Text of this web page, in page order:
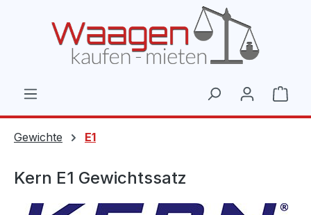
Gewichte E1
Kern E1 Gewichtssatz